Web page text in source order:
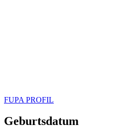
FUPA PROFIL
Geburtsdatum